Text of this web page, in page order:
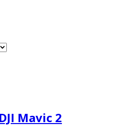
Mavic 2